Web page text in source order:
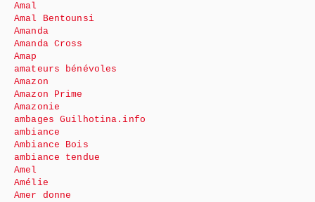
Amal
Amal Bentounsi
Amanda
Amanda Cross
Amap
amateurs bénévoles
Amazon
Amazon Prime
Amazonie
ambages Guilhotina.info
ambiance
Ambiance Bois
ambiance tendue
Amel
Amélie
Amer donne